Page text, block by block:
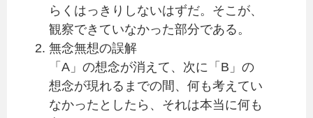
らくはっきりしないはずだ。そこが、
観察できていなかった部分である。
無念無想の誤解
「A」の想念が消えて、次に「B」の
想念が現れるまでの間、何も考えてい
なかったとしたら、それは本当に何も